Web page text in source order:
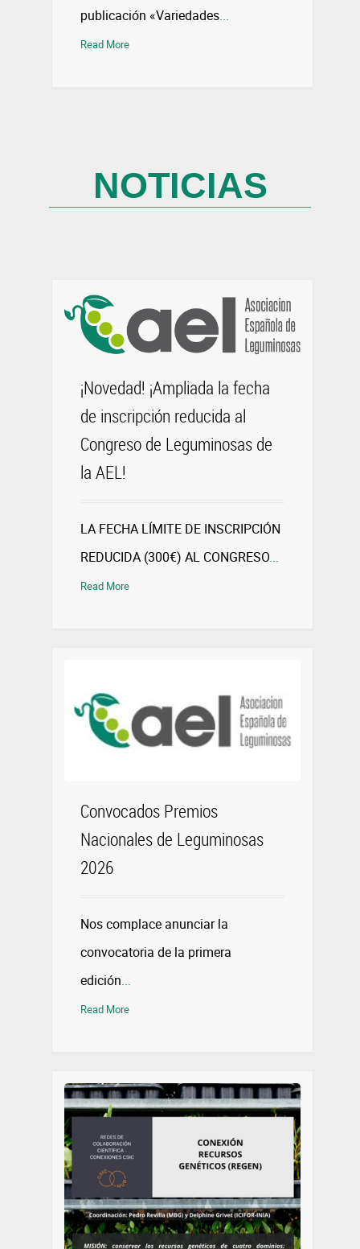
publicación «Variedades...
Read More
NOTICIAS
¡Novedad! ¡Ampliada la fecha
de inscripción reducida al
Congreso de Leguminosas de
la AEL!
LA FECHA LÍMITE DE INSCRIPCIÓN
REDUCIDA (300€) AL CONGRESO...
Read More
Convocados Premios
Nacionales de Leguminosas
2026
Nos complace anunciar la
convocatoria de la primera
edición...
Read More